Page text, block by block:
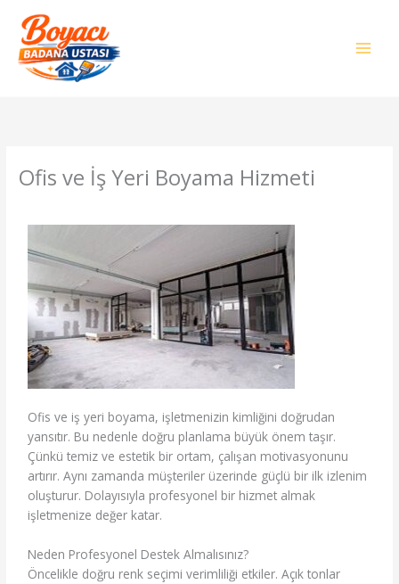
Ofis ve İş Yeri Boyama Hizmeti
Ofis ve iş yeri boyama, işletmenizin kimliğini doğrudan
yansıtır. Bu nedenle doğru planlama büyük önem taşır.
Çünkü temiz ve estetik bir ortam, çalışan motivasyonunu
artırır. Aynı zamanda müşteriler üzerinde güçlü bir ilk izlenim
oluşturur. Dolayısıyla profesyonel bir hizmet almak
işletmenize değer katar.
Neden Profesyonel Destek Almalısınız?
Öncelikle doğru renk seçimi verimliliği etkiler. Açık tonlar